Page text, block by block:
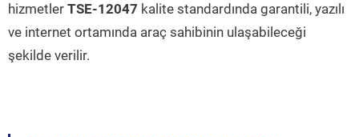
hizmetler TSE-12047 kalite standardında garantili, yazılı
ve internet ortamında araç sahibinin ulaşabileceği
şekilde verilir.